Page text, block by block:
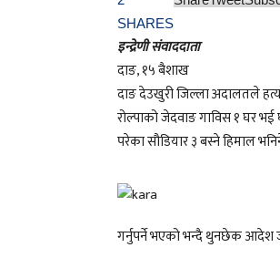
SHARES
इन्द्रेणी संवाददाता
दाङ, १५ बैशाख
दाङ देउखुरी जिल्ला अदालतले
रोल्पाको जेदवाङ गाविस १ घर
परेका सौडियार ३ बस्ने हिमाल
गर्नुपर्ने भएको भन्दै थुनछेक आदेश